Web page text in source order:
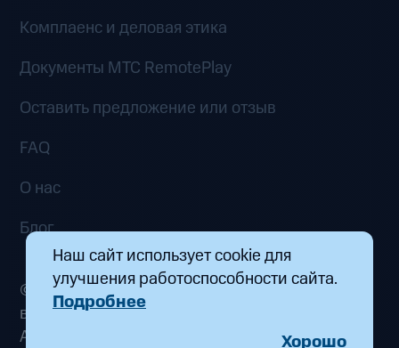
Комплаенс и деловая этика
Документы MTC RemotePlay
Оставить предложение или отзыв
FAQ
О нас
Блог
© 2026 ООО «Маркетплейс распределенных
вычислений». Все права защищены
Адрес: 115432, г. Москва, пр-кт Андропова, д.
Наш сайт использует cookie для
улучшения работоспособности сайта.
Подробнее
Хорошо